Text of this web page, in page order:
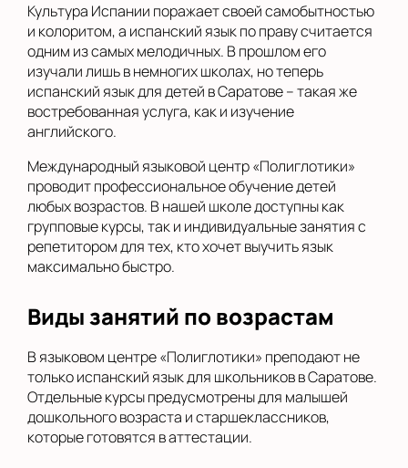
Культура Испании поражает своей самобытностью
и колоритом, а испанский язык по праву считается
одним из самых мелодичных. В прошлом его
изучали лишь в немногих школах, но теперь
испанский язык для детей в Саратове – такая же
востребованная услуга, как и изучение
английского.
Международный языковой центр «Полиглотики»
проводит профессиональное обучение детей
любых возрастов. В нашей школе доступны как
групповые курсы, так и индивидуальные занятия с
репетитором для тех, кто хочет выучить язык
максимально быстро.
Виды занятий по возрастам
В языковом центре «Полиглотики» преподают не
только испанский язык для школьников в Саратове.
Отдельные курсы предусмотрены для малышей
дошкольного возраста и старшеклассников,
которые готовятся в аттестации.